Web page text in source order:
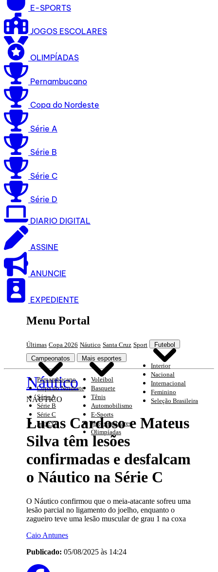
E-SPORTS
JOGOS ESCOLARES
OLIMPÍADAS
Pernambucano
Copa do Nordeste
Série A
Série B
Série C
Série D
DIARIO DIGITAL
ASSINE
ANUNCIE
EXPEDIENTE
Menu Portal
Últimas Copa 2026 Náutico Santa Cruz Sport Futebol
Interior
Nacional
Internacional
Feminino
Seleção Brasileira
Campeonatos
Pernambucano
Copa do Nordeste
Série A
Série B
Série C
Série D
Mais esportes
Voleibol
Basquete
Tênis
Automobilismo
E-Sports
Jogos escolares
Olimpíadas
Náutico
NÁUTICO
Lucas Cardoso e Mateus
Silva têm lesões
confirmadas e desfalcam
o Náutico na Série C
O Náutico confirmou que o meia-atacante sofreu uma
lesão parcial no ligamento do joelho, enquanto o
zagueiro teve uma lesão muscular de grau 1 na coxa
Caio Antunes
Publicado: 05/08/2025 às 14:24